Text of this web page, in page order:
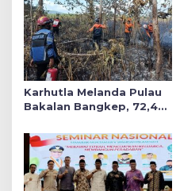
Karhutla Melanda Pulau
Bakalan Bangkep, 72,4
Terbakar